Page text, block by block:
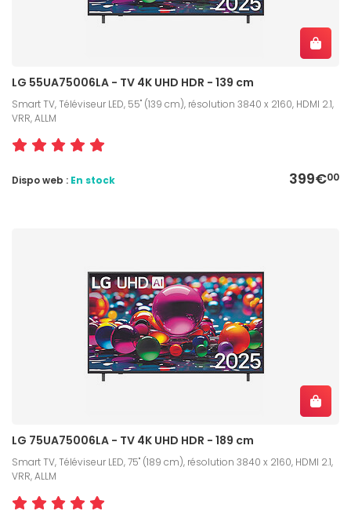
LG 55UA75006LA - TV 4K UHD HDR - 139 cm
Smart TV, Téléviseur LED, 55" (139 cm), résolution 3840 x 2160, HDMI 2.1,
VRR, ALLM
399€00
Dispo web : En stock
LG 75UA75006LA - TV 4K UHD HDR - 189 cm
Smart TV, Téléviseur LED, 75" (189 cm), résolution 3840 x 2160, HDMI 2.1,
VRR, ALLM